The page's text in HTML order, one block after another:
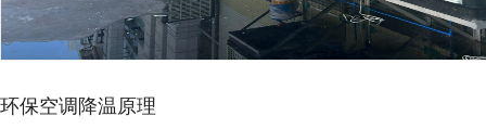
厂房降温想省电，别再乱装…